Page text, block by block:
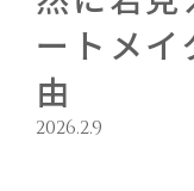
ートメ
由
2026.2.9